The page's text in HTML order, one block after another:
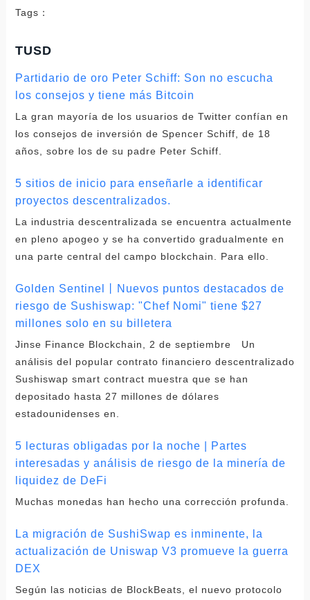
Tags：
TUSD
Partidario de oro Peter Schiff: Son no escucha
los consejos y tiene más Bitcoin
La gran mayoría de los usuarios de Twitter confían en
los consejos de inversión de Spencer Schiff, de 18
años, sobre los de su padre Peter Schiff.
5 sitios de inicio para enseñarle a identificar
proyectos descentralizados.
La industria descentralizada se encuentra actualmente
en pleno apogeo y se ha convertido gradualmente en
una parte central del campo blockchain. Para ello.
Golden Sentinel丨Nuevos puntos destacados de
riesgo de Sushiswap: "Chef Nomi" tiene $27
millones solo en su billetera
Jinse Finance Blockchain, 2 de septiembre Un
análisis del popular contrato financiero descentralizado
Sushiswap smart contract muestra que se han
depositado hasta 27 millones de dólares
estadounidenses en.
5 lecturas obligadas por la noche | Partes
interesadas y análisis de riesgo de la minería de
liquidez de DeFi
Muchas monedas han hecho una corrección profunda.
La migración de SushiSwap es inminente, la
actualización de Uniswap V3 promueve la guerra
DEX
Según las noticias de BlockBeats, el nuevo protocolo